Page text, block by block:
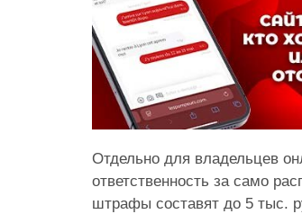
Отдельно для владельцев
ответственность за само
штрафы составят до 5 тыс.